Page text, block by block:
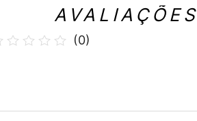
AVALIAÇÕES
(0)